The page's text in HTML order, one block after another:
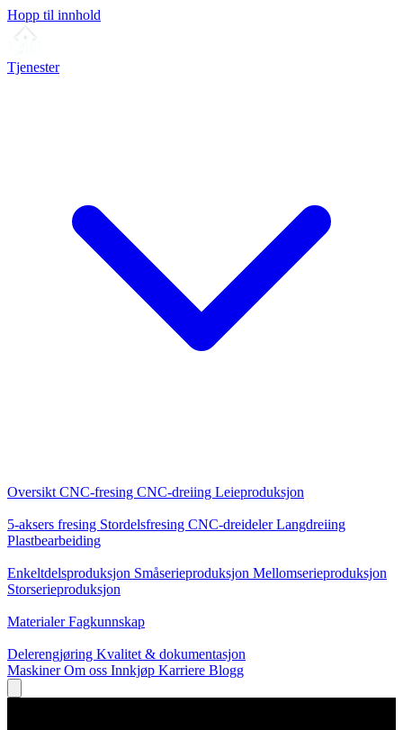
Hopp til innhold
Tjenester
Oversikt CNC-fresing CNC-dreiing Leieproduksjon
5-aksers fresing Stordelsfresing CNC-dreidelerLangdreiing
Plastbearbeiding
Enkeltdelsproduksjon Småserieproduksjon Mellomserieproduksjon
Storserieproduksjon
MaterialerFagkunnskap
Delerengjøring Kvalitet & dokumentasjon
MaskinerOm oss Innkjøp Karriere Blogg